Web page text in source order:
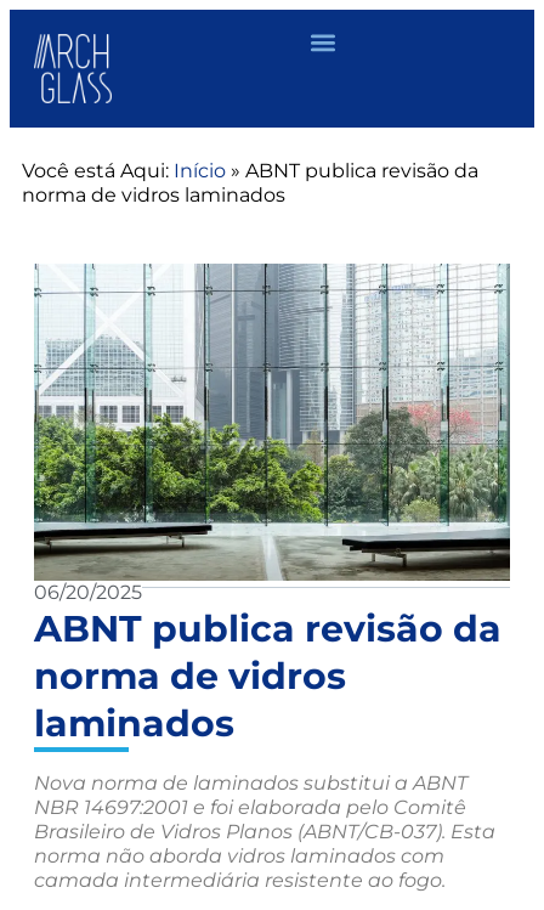
Você está Aqui: Início » ABNT publica revisão da
norma de vidros laminados
06/20/2025
ABNT publica revisão da
norma de vidros
laminados
Nova norma de laminados substitui a ABNT
NBR 14697:2001 e foi elaborada pelo Comitê
Brasileiro de Vidros Planos (ABNT/CB-037). Esta
norma não aborda vidros laminados com
camada intermediária resistente ao fogo.